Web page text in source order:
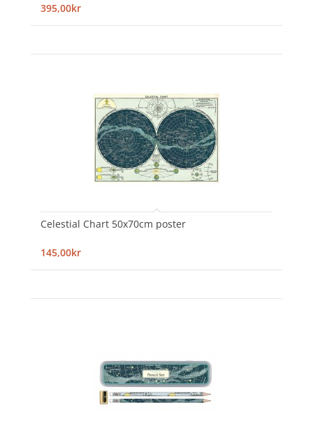
395,00kr
Celestial Chart 50x70cm poster
145,00kr